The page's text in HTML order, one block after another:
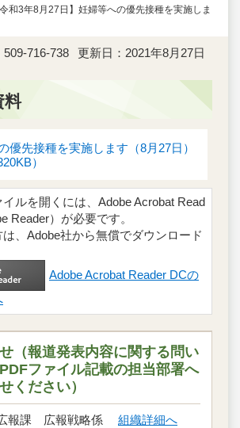
令和3年8月27日】妊婦等への優先接種を実施しま
716-738 更新日：2021年8月27日
料
優先接種を実施します（8月27日）
）
ルを開くには、Adobe Acrobat Read
Reader）が必要です。
、Adobe社から無償でダウンロード
Adobe Acrobat Reader DCの
（報道発表内容に関する問い
ファイル記載の担当部署へ
ください）
報課 広報戦略係 組織詳細へ